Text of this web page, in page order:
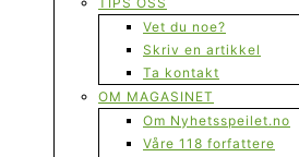
Vet du noe?
Skriv en artikkel
Ta kontakt
OM MAGASINET
Om Nyhetsspeilet.no
Våre 118 forfattere